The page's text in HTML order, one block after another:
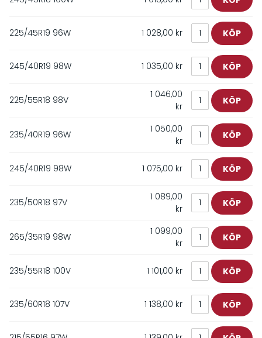
225/45R19 96W 1 028,00 kr
245/40R19 98W 1 035,00 kr
225/55R18 98V
1 046,00
kr
235/40R19 96W
1 050,00
kr
245/40R19 98W 1 075,00 kr
235/50R18 97V
1 089,00
kr
265/35R19 98W
1 099,00
kr
235/55R18 100V 1 101,00 kr
235/60R18 107V 1 138,00 kr